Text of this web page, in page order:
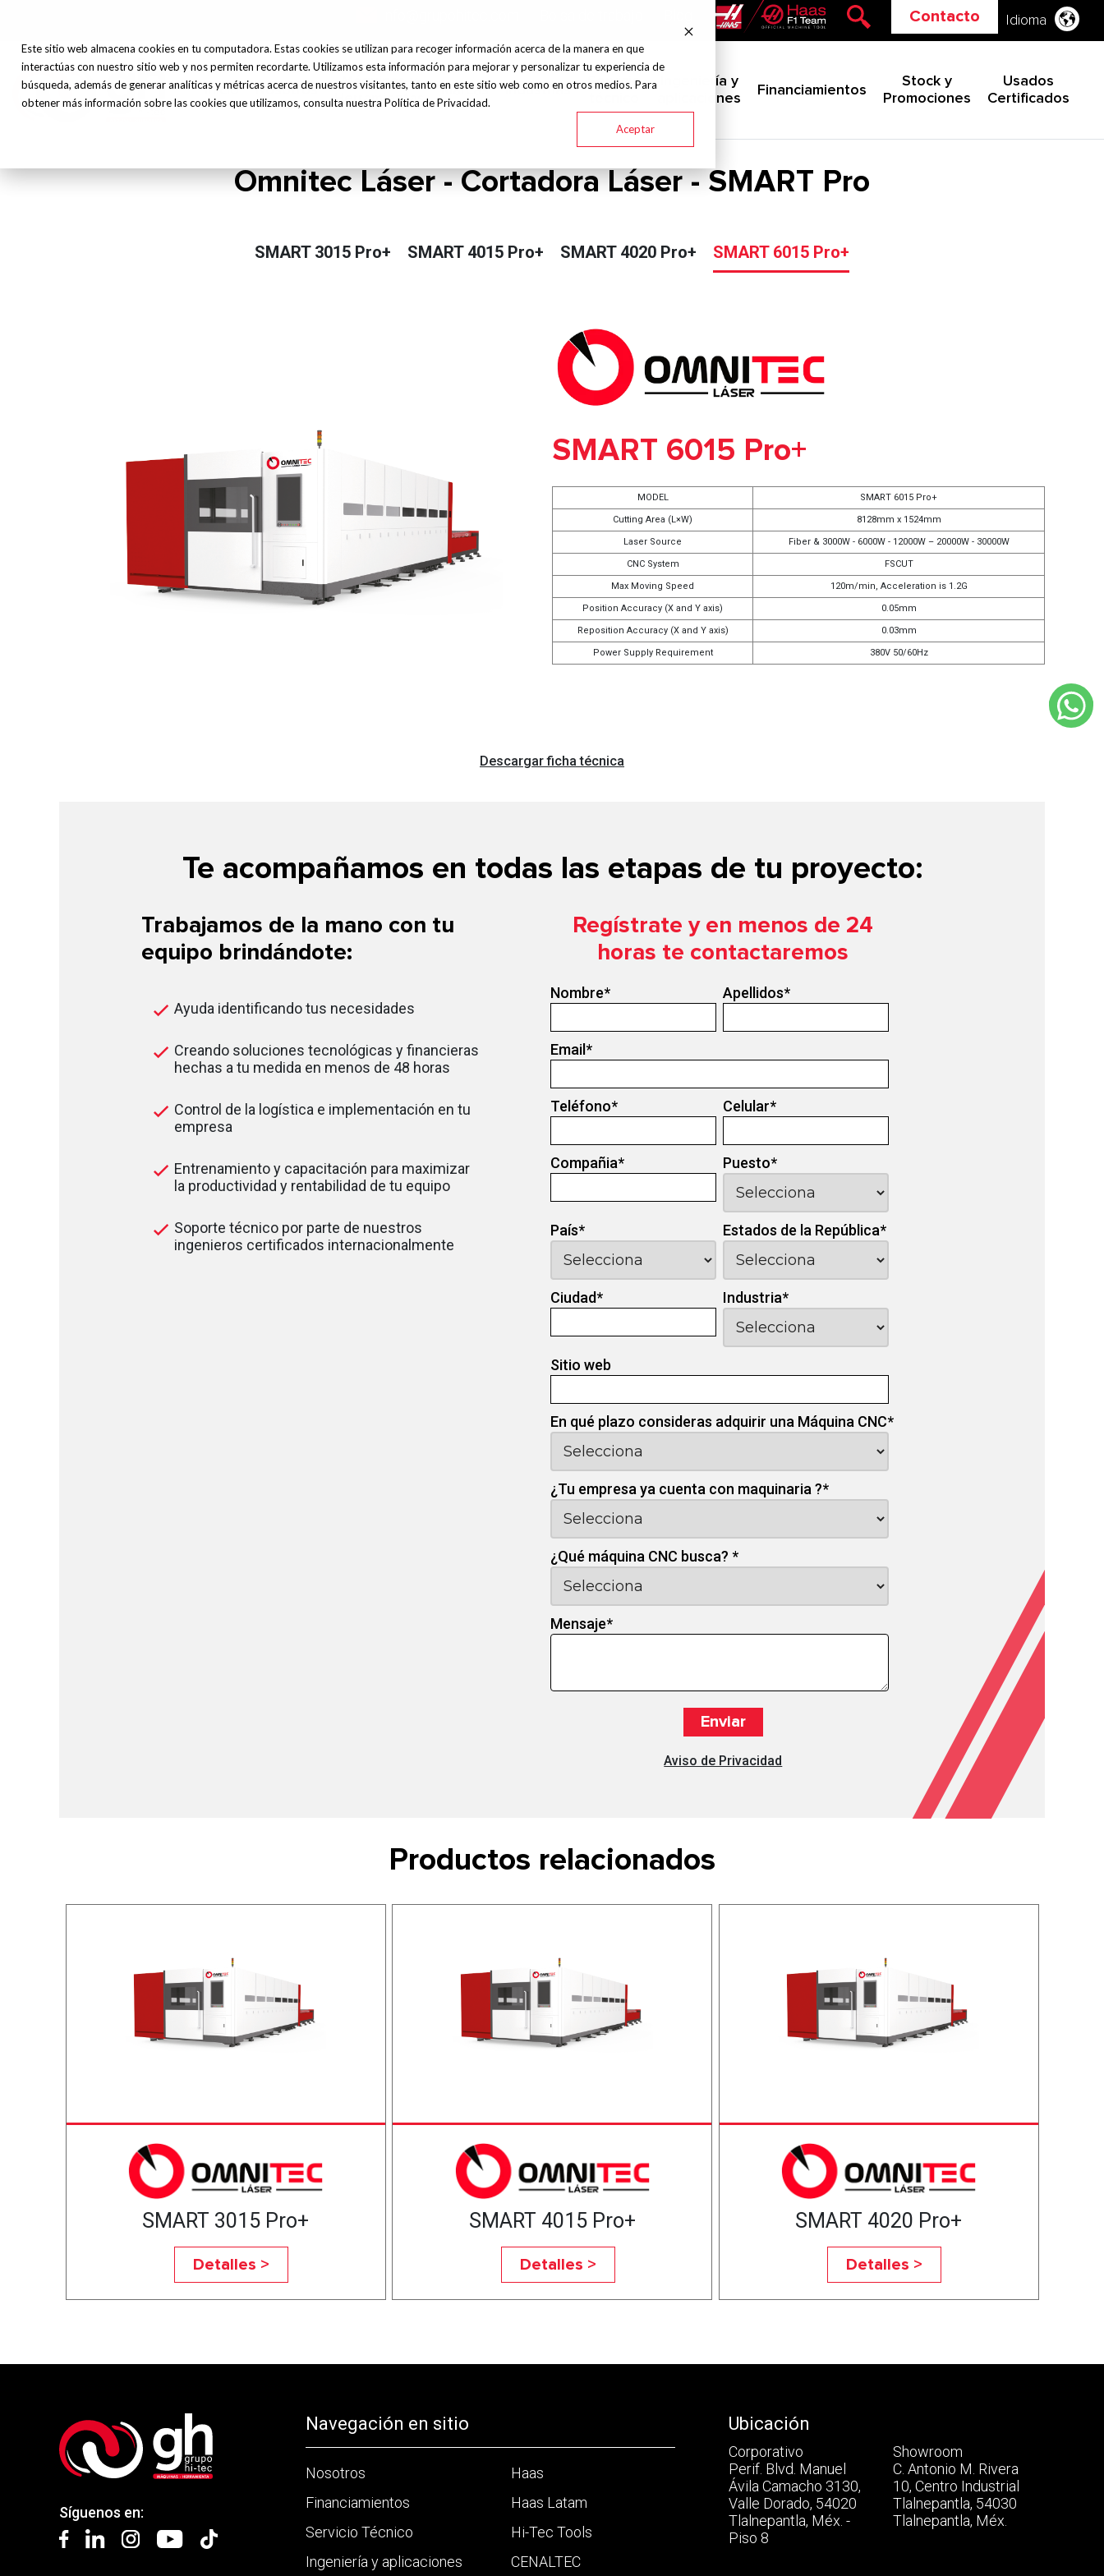
Este sitio web almacena cookies en tu computadora. Estas cookies se utilizan para recoger información acerca de la manera en que
interactúas con nuestro sitio web y nos permiten recordarte. Utilizamos esta información para mejorar y personalizar tu experiencia de
búsqueda, además de generar analíticas y métricas acerca de nuestros visitantes, tanto en este sitio web como en otros medios. Para
obtener más información sobre las cookies que utilizamos, consulta nuestra Política de Privacidad.
Aceptar
Contacto Idioma
Inicio Nosotros
Máquinas y
Herramientas
Marcas Industrias
Servicio
Ingeniería y
aplicaciones
Financiamientos
Stock y
Promociones
Usados
Certificados
Omnitec Láser - Cortadora Láser - SMART Pro
SMART 3015 Pro+ SMART 4015 Pro+ SMART 4020 Pro+ SMART 6015 Pro+
SMART 6015 Pro+
MODEL SMART 6015 Pro+
Cutting Area (L×W) 8128mm x 1524mm
Laser Source Fiber & 3000W - 6000W - 12000W – 20000W - 30000W
CNC System FSCUT
Max Moving Speed 120m/min, Acceleration is 1.2G
Position Accuracy (X and Y axis) 0.05mm
Reposition Accuracy (X and Y axis) 0.03mm
Power Supply Requirement 380V 50/60Hz
Descargar ficha técnica
Te acompañamos en todas las etapas de tu proyecto:
Trabajamos de la mano con tu
equipo brindándote:
Ayuda identificando tus necesidades
Creando soluciones tecnológicas y financieras
hechas a tu medida en menos de 48 horas
Control de la logística e implementación en tu
empresa
Entrenamiento y capacitación para maximizar
la productividad y rentabilidad de tu equipo
Soporte técnico por parte de nuestros
ingenieros certificados internacionalmente
Regístrate y en menos de 24
horas te contactaremos
Nombre* Apellidos*
Email*
Teléfono* Celular*
Compañia* Puesto*
País* Estados de la República*
Ciudad* Industria*
Sitio web
En qué plazo consideras adquirir una Máquina CNC*
¿Tu empresa ya cuenta con maquinaria ?*
¿Qué máquina CNC busca?*
Mensaje*
Aviso de Privacidad
Productos relacionados
SMART 3015 Pro+
Detalles >
SMART 4015 Pro+
Detalles >
SMART 4020 Pro+
Detalles >
Síguenos en:
Navegación en sitio
Nosotros
Financiamientos
Servicio Técnico
Ingeniería y aplicaciones
Haas
Haas Latam
Hi-Tec Tools
CENALTEC
Ubicación
Corporativo
Perif. Blvd. Manuel
Ávila Camacho 3130,
Valle Dorado, 54020
Tlalnepantla, Méx. -
Piso 8
Showroom
C. Antonio M. Rivera
10, Centro Industrial
Tlalnepantla, 54030
Tlalnepantla, Méx.